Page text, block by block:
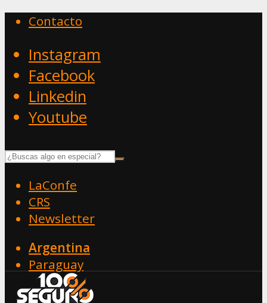
Contacto
Instagram
Facebook
Linkedin
Youtube
LaConfe
CRS
Newsletter
Argentina
Paraguay